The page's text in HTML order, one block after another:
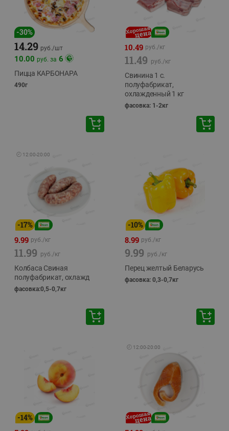
-30%
14.29 руб./шт
10.00 руб. за 6
Пицца КАРБОНАРА
490г
10.49 руб./кг
11.49 руб./кг
Свинина 1 с.
полуфабрикат,
охлажденный 1 кг
фасовка: 1-2кг
🕘 12:00-20:00
-17%
9.99 руб./кг
11.99 руб./кг
Колбаса Свиная
полуфабрикат, охлажд
фасовка:0,5-0,7кг
-10%
8.99 руб./кг
9.99 руб./кг
Перец желтый Беларусь
фасовка: 0,3-0,7кг
-14%
🕘 12:00-20:00